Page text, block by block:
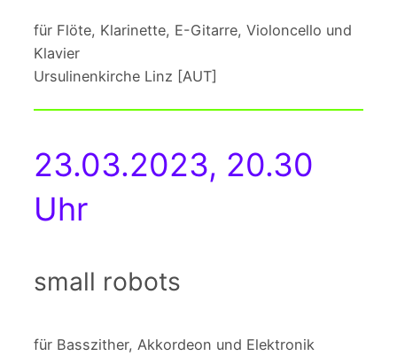
für Flöte, Klarinette, E-Gitarre, Violoncello und
Klavier
Ursulinenkirche Linz [AUT]
23.03.2023, 20.30
Uhr
small robots
für Basszither, Akkordeon und Elektronik